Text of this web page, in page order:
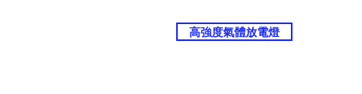
高強度氣體放電燈